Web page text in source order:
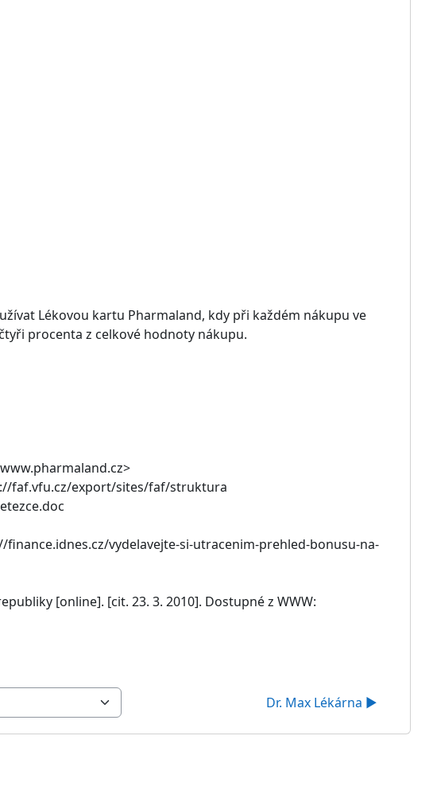
Lékovou kartu Pharmaland, kdy při každém nákupu ve
procenta z celkové hodnoty nákupu.
faf.vfu.cz/export/sites/faf/struktura
finance.idnes.cz/vydelavejte-si-utracenim-prehled-bonusu-na-
[online]. [cit. 23. 3. 2010]. Dostupné z WWW:
Dr. Max Lékárna ▶︎